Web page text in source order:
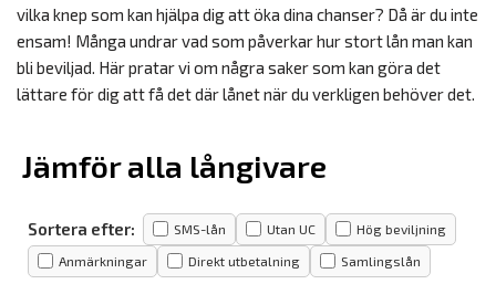
vilka knep som kan hjälpa dig att öka dina chanser? Då är du inte
ensam! Många undrar vad som påverkar hur stort lån man kan
bli beviljad. Här pratar vi om några saker som kan göra det
lättare för dig att få det där lånet när du verkligen behöver det.
Jämför alla långivare
Sortera efter: SMS-lån Utan UC Hög beviljning
Anmärkningar Direkt utbetalning Samlingslån